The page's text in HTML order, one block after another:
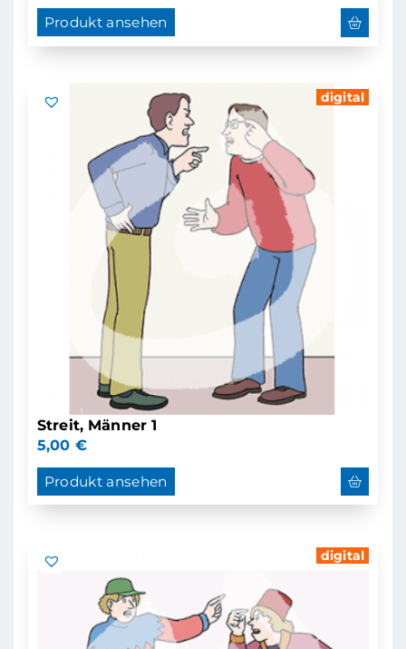
Produkt ansehen
digital
Streit, Männer 1
5,00 €
Produkt ansehen
digital